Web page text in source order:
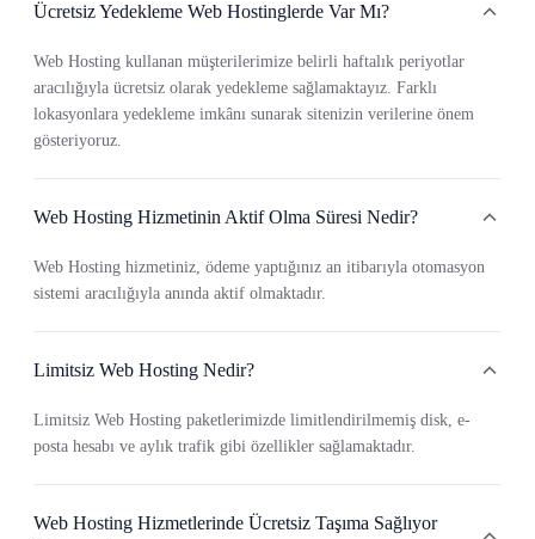
Ücretsiz Yedekleme Web Hostinglerde Var Mı?
Web Hosting kullanan müşterilerimize belirli haftalık periyotlar
aracılığıyla ücretsiz olarak yedekleme sağlamaktayız. Farklı
lokasyonlara yedekleme imkânı sunarak sitenizin verilerine önem
gösteriyoruz.
Web Hosting Hizmetinin Aktif Olma Süresi Nedir?
Web Hosting hizmetiniz, ödeme yaptığınız an itibarıyla otomasyon
sistemi aracılığıyla anında aktif olmaktadır.
Limitsiz Web Hosting Nedir?
Limitsiz Web Hosting paketlerimizde limitlendirilmemiş disk, e-
posta hesabı ve aylık trafik gibi özellikler sağlamaktadır.
Web Hosting Hizmetlerinde Ücretsiz Taşıma Sağlıyor